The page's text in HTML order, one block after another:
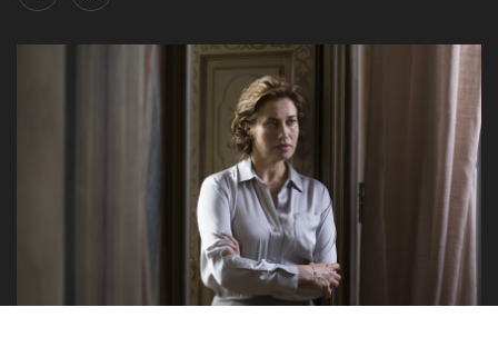
Contatti
La sede
Sostenibilità ambientale
Servizi generali
Guarda che storia!
La Grazia - Immagini e
location della Torino di Paolo
Sorrentino
Open Day
Ciak in TOur!
FESTIVAL, MARKETS,
AWARDS
International Film Festival
Rotterdam